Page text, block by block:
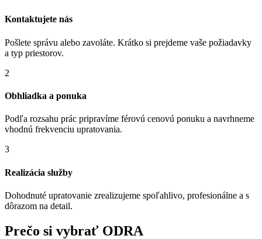
Kontaktujete nás
Pošlete správu alebo zavoláte. Krátko si prejdeme vaše požiadavky
a typ priestorov.
2
Obhliadka a ponuka
Podľa rozsahu prác pripravíme férovú cenovú ponuku a navrhneme
vhodnú frekvenciu upratovania.
3
Realizácia služby
Dohodnuté upratovanie zrealizujeme spoľahlivo, profesionálne a s
dôrazom na detail.
Prečo si vybrať ODRA